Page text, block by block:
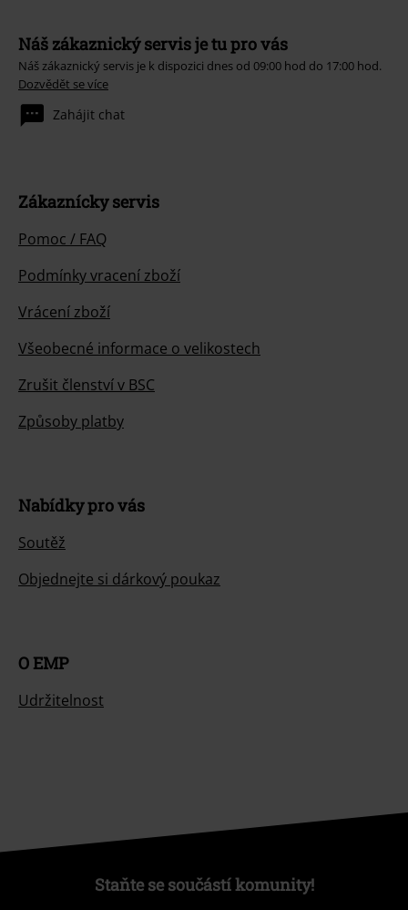
Náš zákaznický servis je tu pro vás
Náš zákaznický servis je k dispozici dnes od 09:00 hod do 17:00 hod.
Dozvědět se více
Zahájit chat
Zákaznícky servis
Pomoc / FAQ
Podmínky vracení zboží
Vrácení zboží
Všeobecné informace o velikostech
Zrušit členství v BSC
Způsoby platby
Nabídky pro vás
Soutěž
Objednejte si dárkový poukaz
O EMP
Udržitelnost
Staňte se součástí komunity!